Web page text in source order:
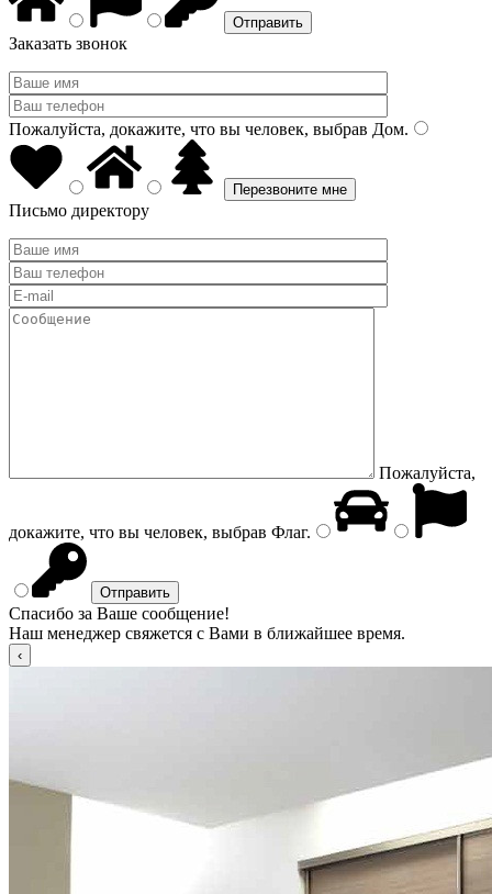
Заказать звонок
Пожалуйста, докажите, что вы человек, выбрав Дом.
Письмо директору
Пожалуйста,
докажите, что вы человек, выбрав Флаг.
Спасибо за Ваше сообщение!
Наш менеджер свяжется с Вами в ближайшее время.